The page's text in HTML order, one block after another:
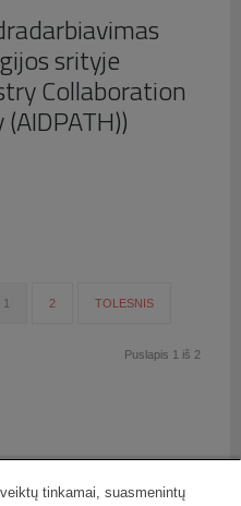
srityje
Collaboration
1 2 TOLESNIS
Puslapis 1 iš 2
tinkamai, suasmenintų